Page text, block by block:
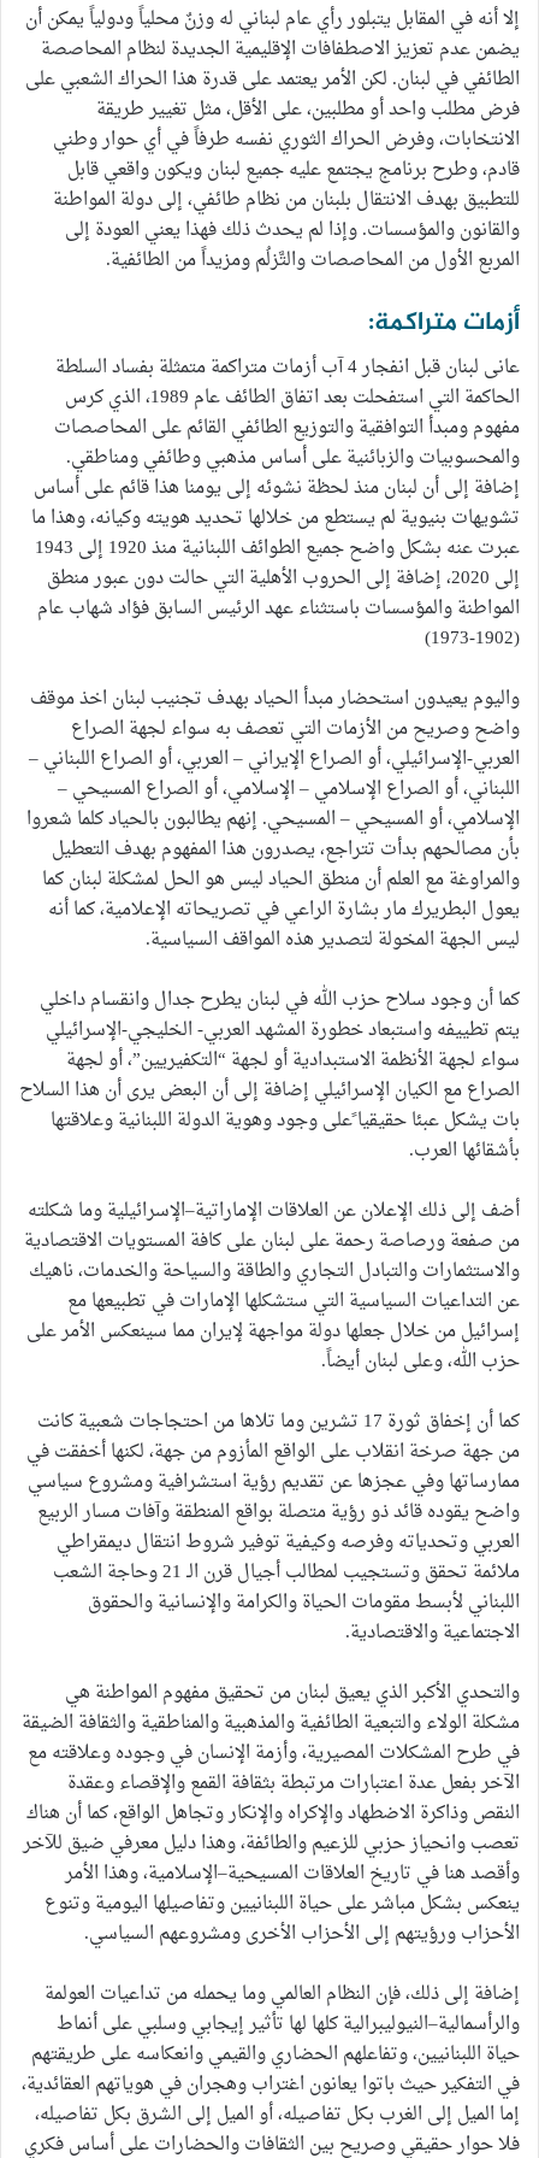
إلا أنه في المقابل يتبلور رأي عام لبناني له وزنٌ محلياً ودولياً يمكن أن
يضمن عدم تعزيز الاصطفافات الإقليمية الجديدة لنظام المحاصصة
الطائفي في لبنان. لكن الأمر يعتمد على قدرة هذا الحراك الشعبي على
فرض مطلب واحد أو مطلبين، على الأقل، مثل تغيير طريقة
الانتخابات، وفرض الحراك الثوري نفسه طرفاً في أي حوار وطني
قادم، وطرح برنامج يجتمع عليه جميع لبنان ويكون واقعي قابل
للتطبيق بهدف الانتقال بلبنان من نظام طائفي، إلى دولة المواطنة
والقانون والمؤسسات. وإذا لم يحدث ذلك فهذا يعني العودة إلى
المربع الأول من المحاصصات والتَّزلُم ومزيداً من الطائفية.
أزمات متراكمة:
عانى لبنان قبل انفجار 4 آب أزمات متراكمة متمثلة بفساد السلطة
الحاكمة التي استفحلت بعد اتفاق الطائف عام 1989، الذي كرس
مفهوم ومبدأ التوافقية والتوزيع الطائفي القائم على المحاصصات
والمحسوبيات والزبائنية على أساس مذهبي وطائفي ومناطقي.
إضافة إلى أن لبنان منذ لحظة نشوئه إلى يومنا هذا قائم على أساس
تشويهات بنيوية لم يستطع من خلالها تحديد هويته وكيانه، وهذا ما
عبرت عنه بشكل واضح جميع الطوائف اللبنانية منذ 1920 إلى 1943
إلى 2020، إضافة إلى الحروب الأهلية التي حالت دون عبور منطق
المواطنة والمؤسسات باستثناء عهد الرئيس السابق فؤاد شهاب عام
(1902-1973)
واليوم يعيدون استحضار مبدأ الحياد بهدف تجنيب لبنان اخذ موقف
واضح وصريح من الأزمات التي تعصف به سواء لجهة الصراع
العربي-الإسرائيلي، أو الصراع الإيراني – العربي، أو الصراع اللبناني –
اللبناني، أو الصراع الإسلامي – الإسلامي، أو الصراع المسيحي –
الإسلامي، أو المسيحي – المسيحي. إنهم يطالبون بالحياد كلما شعروا
بأن مصالحهم بدأت تتراجع، يصدرون هذا المفهوم بهدف التعطيل
والمراوغة مع العلم أن منطق الحياد ليس هو الحل لمشكلة لبنان كما
يعول البطريرك مار بشارة الراعي في تصريحاته الإعلامية، كما أنه
ليس الجهة المخولة لتصدير هذه المواقف السياسية.
كما أن وجود سلاح حزب الله في لبنان يطرح جدال وانقسام داخلي
يتم تطييفه واستبعاد خطورة المشهد العربي- الخليجي-الإسرائيلي
سواء لجهة الأنظمة الاستبدادية أو لجهة “التكفيريين”، أو لجهة
الصراع مع الكيان الإسرائيلي إضافة إلى أن البعض يرى أن هذا السلاح
بات يشكل عبئا حقيقيا ًعلى وجود وهوية الدولة اللبنانية وعلاقتها
بأشقائها العرب.
أضف إلى ذلك الإعلان عن العلاقات الإماراتية–الإسرائيلية وما شكلته
من صفعة ورصاصة رحمة على لبنان على كافة المستويات الاقتصادية
والاستثمارات والتبادل التجاري والطاقة والسياحة والخدمات، ناهيك
عن التداعيات السياسية التي ستشكلها الإمارات في تطبيعها مع
إسرائيل من خلال جعلها دولة مواجهة لإيران مما سينعكس الأمر على
حزب الله، وعلى لبنان أيضاً.
كما أن إخفاق ثورة 17 تشرين وما تلاها من احتجاجات شعبية كانت
من جهة صرخة انقلاب على الواقع المأزوم من جهة، لكنها أخفقت في
ممارساتها وفي عجزها عن تقديم رؤية استشرافية ومشروع سياسي
واضح يقوده قائد ذو رؤية متصلة بواقع المنطقة وآفات مسار الربيع
العربي وتحدياته وفرصه وكيفية توفير شروط انتقال ديمقراطي
ملائمة تحقق وتستجيب لمطالب أجيال قرن الـ 21 وحاجة الشعب
اللبناني لأبسط مقومات الحياة والكرامة والإنسانية والحقوق
الاجتماعية والاقتصادية.
والتحدي الأكبر الذي يعيق لبنان من تحقيق مفهوم المواطنة هي
مشكلة الولاء والتبعية الطائفية والمذهبية والمناطقية والثقافة الضيقة
في طرح المشكلات المصيرية، وأزمة الإنسان في وجوده وعلاقته مع
الآخر بفعل عدة اعتبارات مرتبطة بثقافة القمع والإقصاء وعقدة
النقص وذاكرة الاضطهاد والإكراه والإنكار وتجاهل الواقع، كما أن هناك
تعصب وانحياز حزبي للزعيم والطائفة، وهذا دليل معرفي ضيق للآخر
وأقصد هنا في تاريخ العلاقات المسيحية–الإسلامية، وهذا الأمر
ينعكس بشكل مباشر على حياة اللبنانيين وتفاصيلها اليومية وتنوع
الأحزاب ورؤيتهم إلى الأحزاب الأخرى ومشروعهم السياسي.
إضافة إلى ذلك، فإن النظام العالمي وما يحمله من تداعيات العولمة
والرأسمالية–النيوليبرالية كلها لها تأثير إيجابي وسلبي على أنماط
حياة اللبنانيين، وتفاعلهم الحضاري والقيمي وانعكاسه على طريقتهم
في التفكير حيث باتوا يعانون اغتراب وهجران في هوياتهم العقائدية،
إما الميل إلى الغرب بكل تفاصيله، أو الميل إلى الشرق بكل تفاصيله،
فلا حوار حقيقي وصريح بين الثقافات والحضارات على أساس فكري